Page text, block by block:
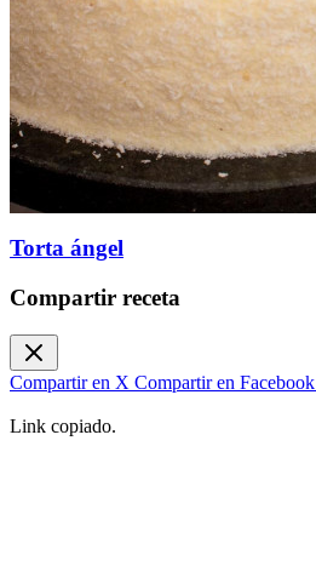
Torta ángel
Compartir receta
Compartir en X Compartir en Facebook
Link copiado.